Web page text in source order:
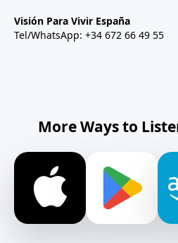
Visión Para Vivir España
Tel/WhatsApp: +34 672 66 49 55
More Ways to